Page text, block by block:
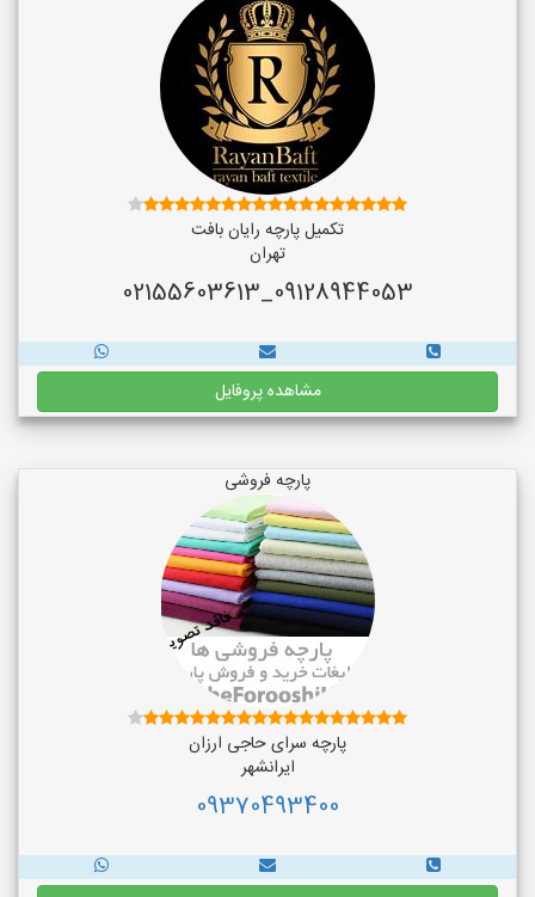
تکمیل پارچه رایان بافت
تهران
09128944053_02155603613
مشاهده پروفایل
پارچه فروشی
پارچه سرای حاجی ارزان
ایرانشهر
09370493400